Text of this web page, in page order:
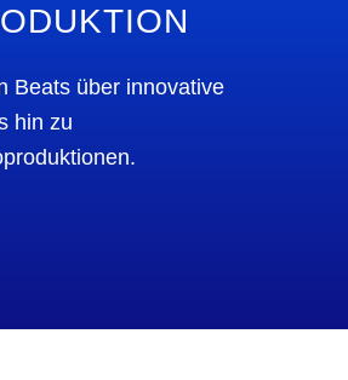
Beats über innovative
hin zu